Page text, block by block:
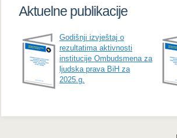
Aktuelne publikacije
Godišnji izvještaj o
rezultatima aktivnosti
institucije Ombudsmena za
ljudska prava BiH za
2025.g.